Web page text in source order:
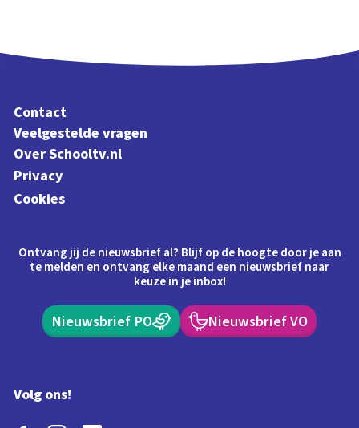
Contact
Veelgestelde vragen
Over Schooltv.nl
Privacy
Cookies
Ontvang jij de nieuwsbrief al? Blijf op de hoogte door je aan
te melden en ontvang elke maand een nieuwsbrief naar
keuze in je inbox!
Nieuwsbrief PO Nieuwsbrief VO
Volg ons!